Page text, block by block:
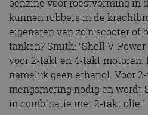
benzine voor roestvorming in
kunnen rubbers in de
eigenaren van zo’n scooter of
tanken? Smith: “Shell V-
voor 2-takt en 4-takt motoren.
namelijk geen ethanol. Voor
mengsmering nodig en wordt
in combinatie met 2-takt olie.”